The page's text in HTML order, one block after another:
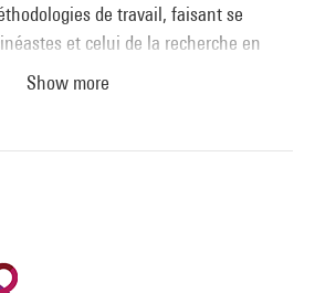
de travail, faisant se
et celui de la recherche en
Show more